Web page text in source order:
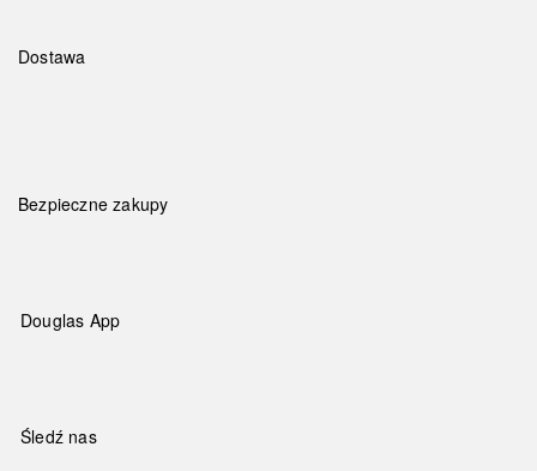
Dostawa
Bezpieczne zakupy
Douglas App
Śledź nas